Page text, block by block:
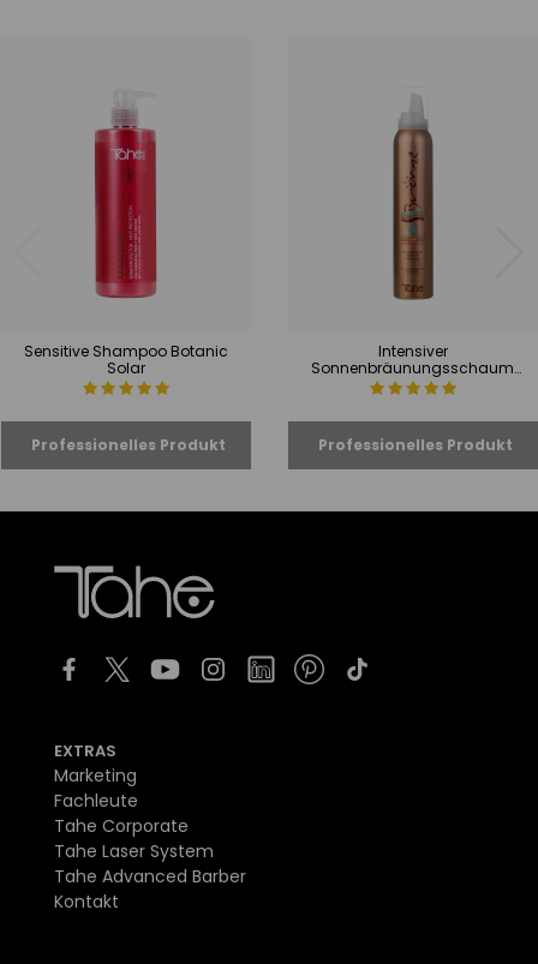
Sensitive Shampoo Botanic
Solar
Intensiver
Sonnenbräunungsschaum
Bronze
EXTRAS
Marketing
Fachleute
Tahe Corporate
Tahe Laser System
Tahe Advanced Barber
Kontakt